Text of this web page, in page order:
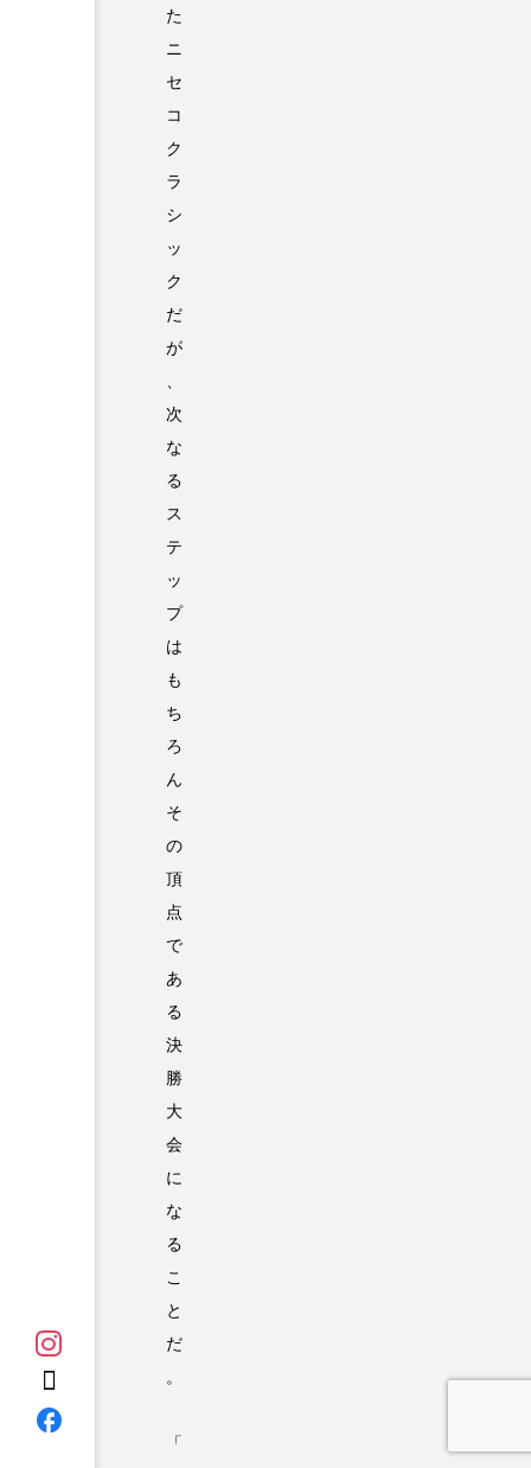
た
ニ
セ
コ
ク
ラ
シ
ッ
ク
だ
が
次
な
る
ス
テ
ッ
プ
は
も
ち
ろ
ん
そ
の
頂
点
で
あ
る
決
勝
大
会
に
な
る
こ
と
だ
。
「